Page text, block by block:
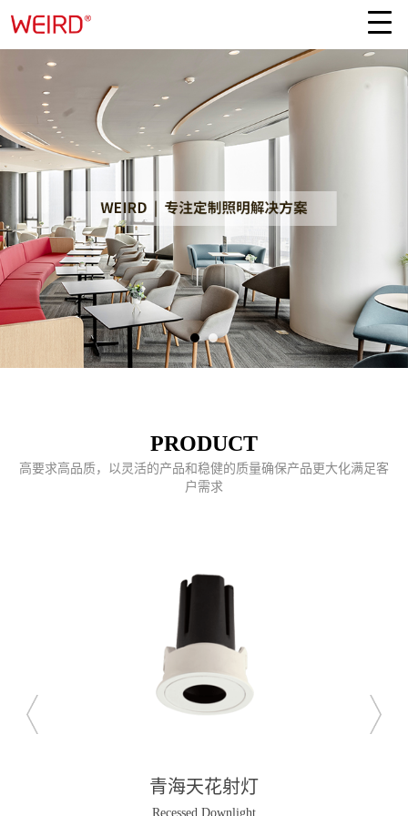
PRODUCT
高要求高品质，以灵活的产品和稳健的质量确保产品更大化满足客
户需求
青海天花射灯
Recessed Downlight